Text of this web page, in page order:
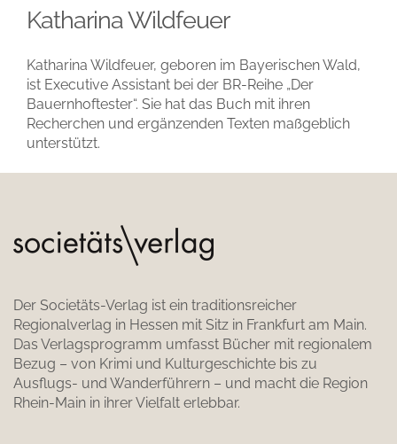
Katharina Wildfeuer
Katharina Wildfeuer, geboren im Bayerischen Wald,
ist Executive Assistant bei der BR-Reihe „Der
Bauernhoftester“. Sie hat das Buch mit ihren
Recherchen und ergänzenden Texten maßgeblich
unterstützt.
Der Societäts-Verlag ist ein traditionsreicher
Regionalverlag in Hessen mit Sitz in Frankfurt am Main.
Das Verlagsprogramm umfasst Bücher mit regionalem
Bezug – von Krimi und Kulturgeschichte bis zu
Ausflugs- und Wanderführern – und macht die Region
Rhein-Main in ihrer Vielfalt erlebbar.